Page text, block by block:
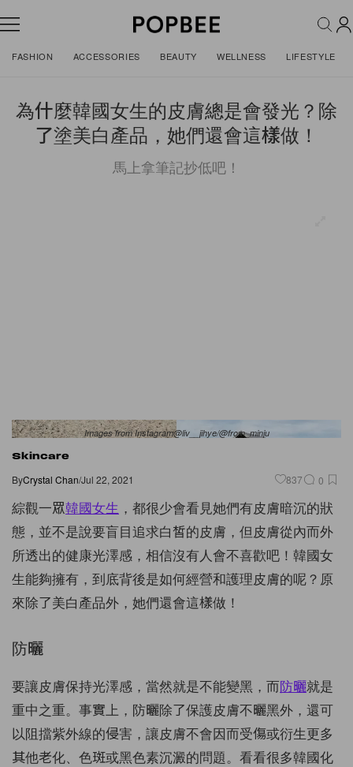
FASHION ACCESSORIES BEAUTY WELLNESS LIFESTYLE
為什麼韓國女生的皮膚總是會發光？除
了塗美白產品，她們還會這樣做！
馬上拿筆記抄低吧！
Images from Instagram@liv__jihye/@from_minju
Skincare
ByCrystal Chan/Jul 22, 2021 837 0
綜觀一眾韓國女生 ，都很少會看見她們有皮膚暗沉的狀
態，並不是說要盲目追求白皙的皮膚，但皮膚從內而外
所透出的健康光澤感，相信沒有人會不喜歡吧！韓國女
生能夠擁有，到底背後是如何經營和護理皮膚的呢？原
來除了美白產品外，她們還會這樣做！
防曬
要讓皮膚保持光澤感，當然就是不能變黑，而防曬就是
重中之重。事實上，防曬除了保護皮膚不曬黑外，還可
以阻擋紫外線的侵害，讓皮膚不會因而受傷或衍生更多
其他老化、色斑或黑色素沉澱的問題。看看很多韓國化